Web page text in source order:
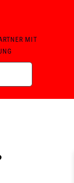
MIT